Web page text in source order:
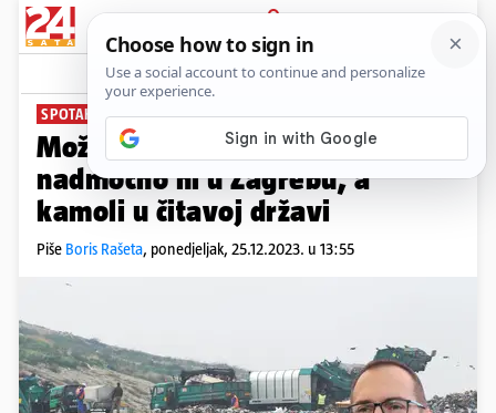
PRIJAVA
News Komentari
SPOTAKLI SE NA SMETLIŠTU PLUS+
Možemo! više ne djeluje
nadmoćno ni u Zagrebu, a
kamoli u čitavoj državi
Piše Boris Rašeta, ponedjeljak, 25.12.2023. u 13:55